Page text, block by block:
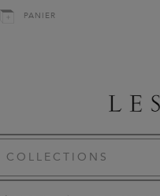
PANIER
COLLECTIONS